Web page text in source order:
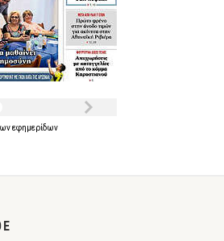
εφημερίδων